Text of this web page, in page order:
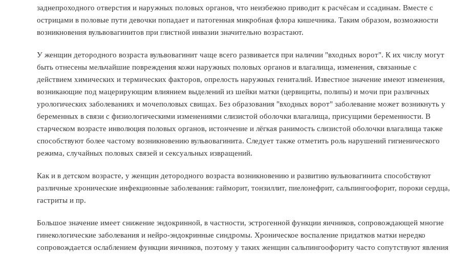
заднепроходного отверстия и наружных половых органов, что неизбежно приводит к расчёсам и ссадинам. Вместе с
острицами в половые пути девочки попадает и патогенная микробная флора кишечника. Таким образом, возможности
возникновения вульвовагинитов при глистной инвазии значительно возрастают.
У женщин детородного возраста вульвовагинит чаще всего развивается при наличии "входных ворот". К их числу могут
быть отнесены мельчайшие повреждения кожи наружных половых органов и влагалища, изменения, связанные с
действием химических и термических факторов, опрелость наружных гениталий. Известное значение имеют изменения,
возникающие под мацерирующим влиянием выделений из шейки матки (цервициты, полипы) и мочи при различных
урологических заболеваниях и мочеполовых свищах. Без образования "входных ворот" заболевание может возникнуть у
беременных в связи с физиологическими изменениями слизистой оболочки влагалища, присущими беременности. В
старческом возрасте инволюция половых органов, истончение и лёгкая ранимость слизистой оболочки влагалища также
способствуют более частому возникновению вульвовагинита. Следует также отметить роль нарушений гигиенического
режима, случайных половых связей и сексуальных извращений.
Как и в детском возрасте, у женщин детородного возраста возникновению и развитию вульвовагинита способствуют
различные хронические инфекционные заболевания: гайморит, тонзиллит, пиелонефрит, сальпингоофорит, пороки сердца,
гастриты и пр.
Большое значение имеет снижение эндокринной, в частности, эстрогенной функции яичников, сопровождающей многие
гинекологические заболевания и нейро-эндокринные синдромы. Хроническое воспаление придатков матки нередко
сопровождается ослаблением функции яичников, поэтому у таких женщин сальпингоофориту часто сопутствуют явления